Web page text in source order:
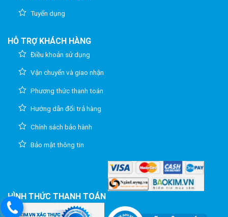
Tuyển dụng
HỖ TRỢ KHÁCH HÀNG
Điều khoản sử dụng
Vận chuyển và giao nhận
Phương thức thanh toán
Hướng dẫn đổi trả hàng
Chính sách bảo hành
Bảo mật thông tin
HÌNH THỨC THANH TOÁN